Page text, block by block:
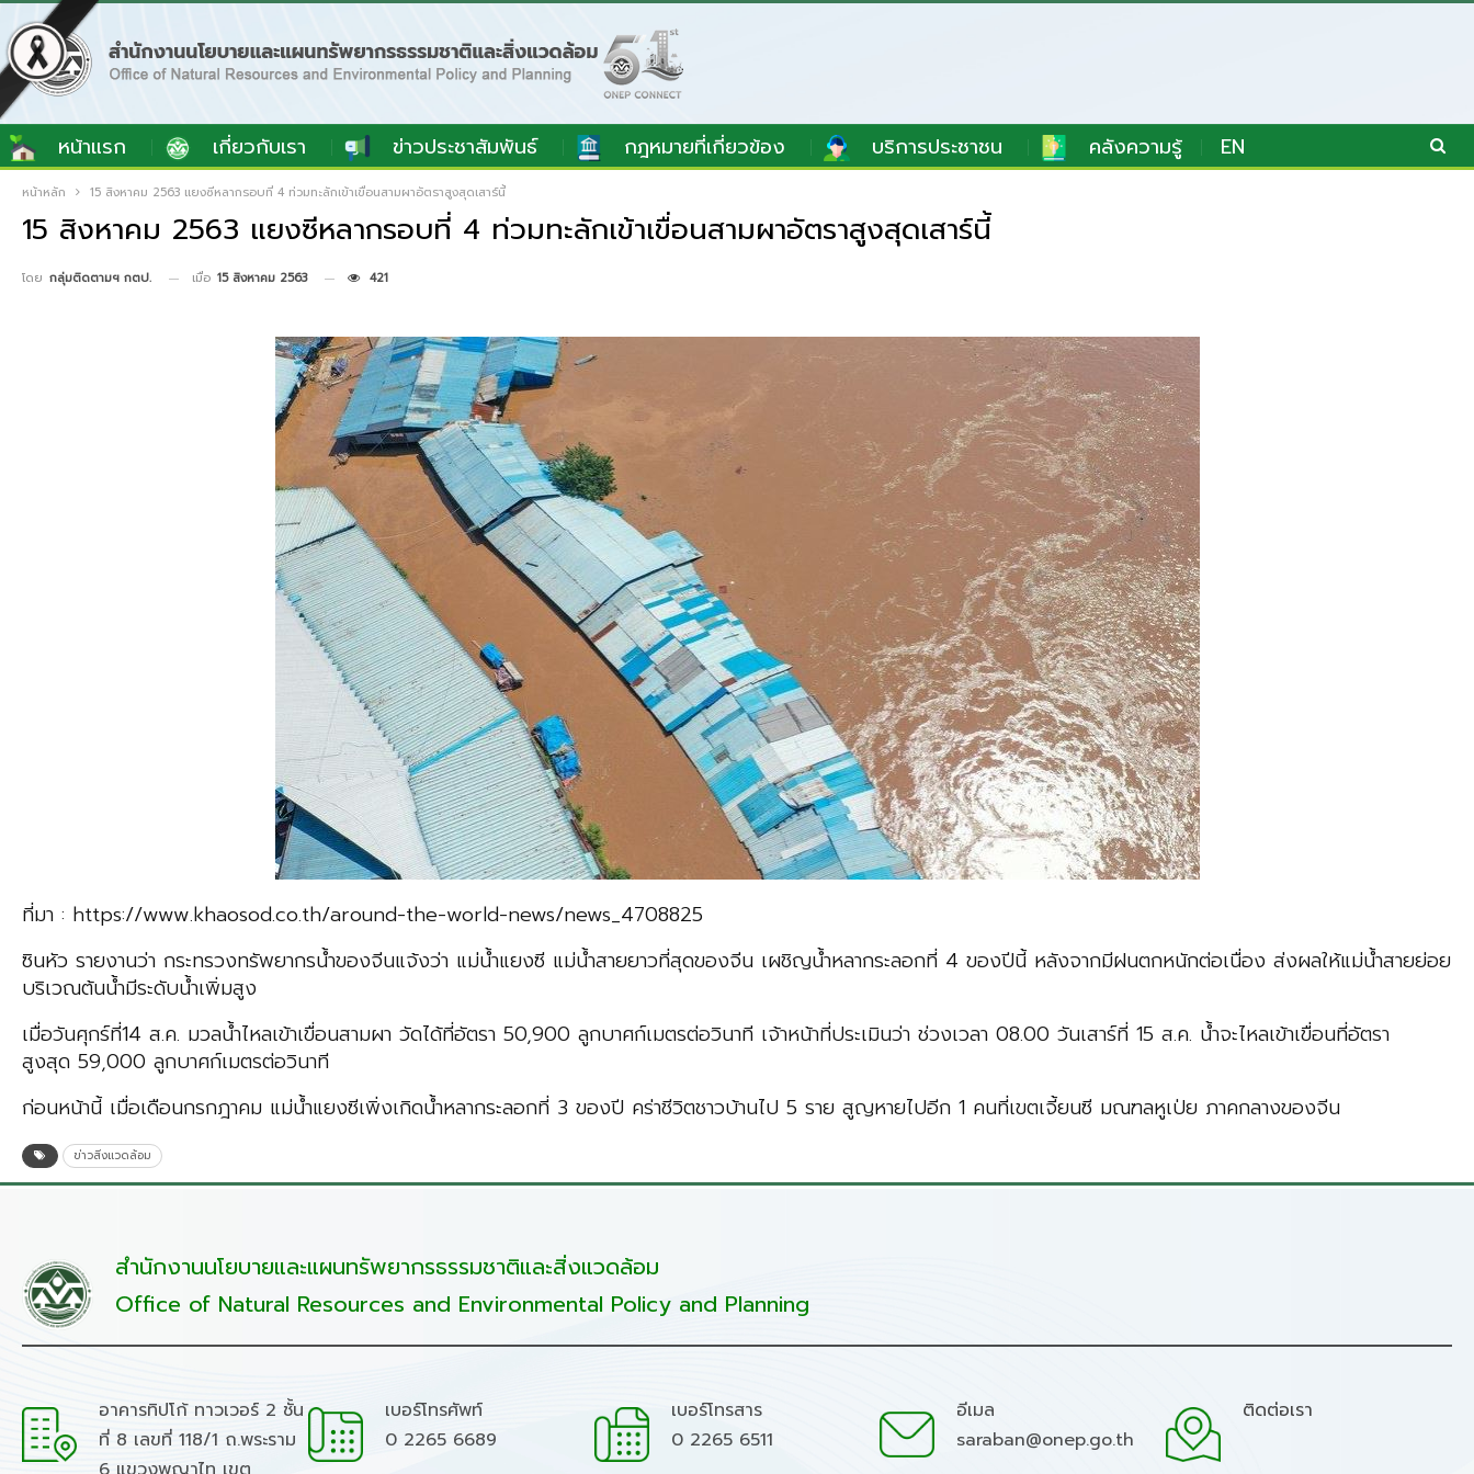
หน้าแรก เกี่ยวกับเรา ข่าวประชาสัมพันธ์ กฎหมายที่เกี่ยวข้อง บริการประชาชน คลังความรู้ EN
หน้าหลัก 15 สิงหาคม 2563 แยงซีหลากรอบที่ 4 ท่วมทะลักเข้าเขื่อนสามผาอัตราสูงสุดเสาร์นี้
15 สิงหาคม 2563 แยงซีหลากรอบที่ 4 ท่วมทะลักเข้าเขื่อนสามผาอัตราสูงสุดเสาร์นี้
โดย กลุ่มติดตามฯ กตป. เมื่อ 15 สิงหาคม 2563 421
ที่มา : https://www.khaosod.co.th/around-the-world-news/news_4708825
ซินหัว รายงานว่า กระทรวงทรัพยากรน้ำของจีนแจ้งว่า แม่น้ำแยงซี แม่น้ำสายยาวที่สุดของจีน เผชิญน้ำหลากระลอกที่ 4 ของปีนี้ หลังจากมีฝนตกหนักต่อเนื่อง ส่งผลให้แม่น้ำสายย่อย
บริเวณต้นน้ำมีระดับน้ำเพิ่มสูง
เมื่อวันศุกร์ที่14 ส.ค. มวลน้ำไหลเข้าเขื่อนสามผา วัดได้ที่อัตรา 50,900 ลูกบาศก์เมตรต่อวินาที เจ้าหน้าที่ประเมินว่า ช่วงเวลา 08.00 วันเสาร์ที่ 15 ส.ค. น้ำจะไหลเข้าเขื่อนที่อัตรา
สูงสุด 59,000 ลูกบาศก์เมตรต่อวินาที
ก่อนหน้านี้ เมื่อเดือนกรกฎาคม แม่น้ำแยงซีเพิ่งเกิดน้ำหลากระลอกที่ 3 ของปี คร่าชีวิตชาวบ้านไป 5 ราย สูญหายไปอีก 1 คนที่เขตเจี้ยนซี มณฑลหูเป่ย ภาคกลางของจีน
ข่าวสิ่งแวดล้อม
สำนักงานนโยบายและแผนทรัพยากรธรรมชาติและสิ่งแวดล้อม
Office of Natural Resources and Environmental Policy and Planning
อาคารทิปโก้ ทาวเวอร์ 2 ชั้น
ที่ 8 เลขที่ 118/1 ถ.พระราม
เบอร์โทรศัพท์
0 2265 6689
เบอร์โทรสาร
0 2265 6511
อีเมล
saraban@onep.go.th
ติดต่อเรา